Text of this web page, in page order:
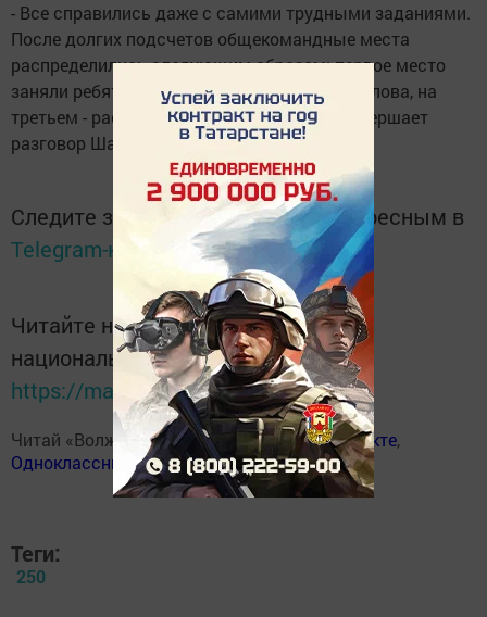
- Все справились даже с самими трудными заданиями.
После долгих подсчетов общекомандные места
распределились следующим образом: первое место
заняли ребята из Шеланги, второе - из Макулова, на
третьем - расположились коргузинцы, - завершает
разговор Шайдеева.
Следите за самым важным и интересным в
Telegram-канале
Татмедиа
Читайте новости Татарстана в
национальном мессенджере MАХ:
https://max.ru/tatmedia
Читай «Волжскую новь» в Телеграм,Вконтакте,
Одноклассники,Дзен
Теги:
250